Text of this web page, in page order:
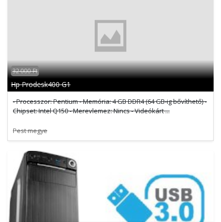
32 000 Ft
Hp Prodesk400 G1
- Processzor: Pentium - Memória: 4 GB DDR4 (64 GB-ig bővíthető) -
Chipset: Intel Q150 - Merevlemez: Nincs - Videókárt ...
Pest megye